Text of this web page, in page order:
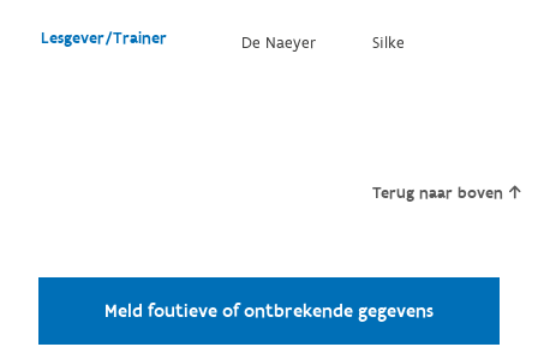
Lesgever/Trainer De Naeyer Silke
Terug naar boven
Meld foutieve of ontbrekende gegevens